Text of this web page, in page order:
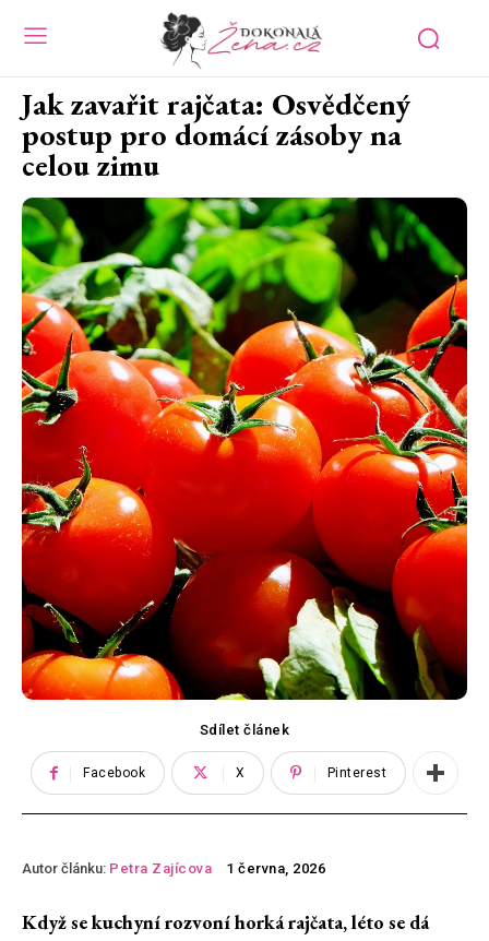
Jak zavařit rajčata: Osvědčený
postup pro domácí zásoby na
celou zimu
Sdílet článek
Facebook X Pinterest
Autor článku: Petra Zajícova 1 června, 2026
Když se kuchyní rozvoní horká rajčata, léto se dá